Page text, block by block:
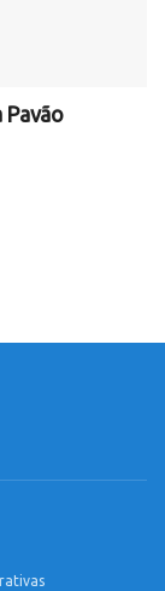
Pavão